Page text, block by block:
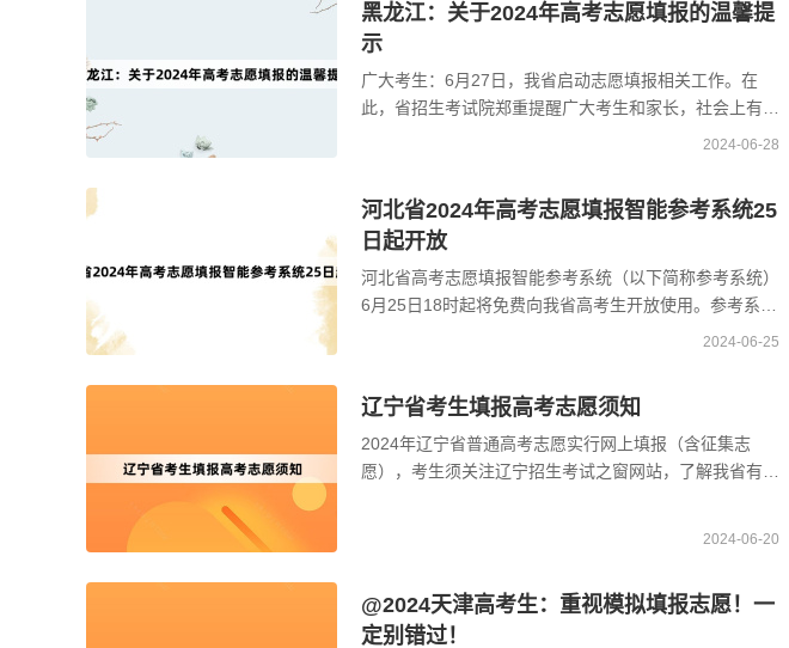
黑龙江：关于2024年高考志愿填报的温馨提
示
广大考生：6月27日，我省启动志愿填报相关工作。在
此，省招生考试院郑重提醒广大考生和家长，社会上有机
构或个人向考生和家长开展的“高价”志愿填报咨询活动，
2024-06-28
河北省2024年高考志愿填报智能参考系统25
日起开放
河北省高考志愿填报智能参考系统（以下简称参考系统）
6月25日18时起将免费向我省高考生开放使用。参考系统
由河北省教育考试院精心研发，是面向全省考生免费提供
2024-06-25
辽宁省考生填报高考志愿须知
2024年辽宁省普通高考志愿实行网上填报（含征集志
愿），考生须关注辽宁招生考试之窗网站，了解我省有关
2024-06-20
@2024天津高考生：重视模拟填报志愿！一
定别错过！